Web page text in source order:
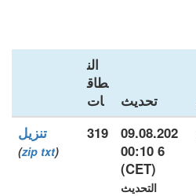
تحديث
الن
طاق
ات
09.08.202
6 00:10
(CET)
التحديث
319 تنزيل
(
zip txt
)